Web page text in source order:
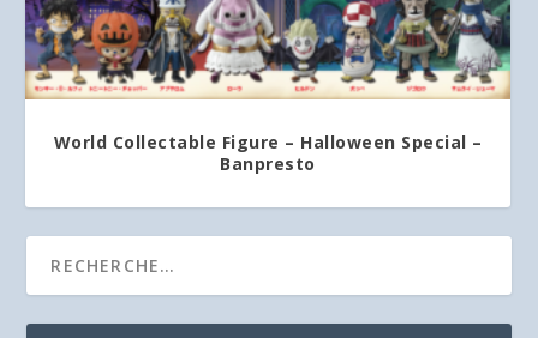
World Collectable Figure – Halloween Special –
Banpresto